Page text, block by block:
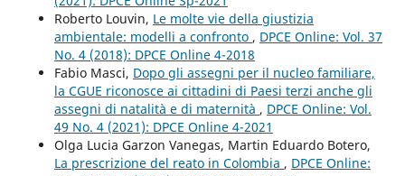
Roberto Louvin, Le molte vie della giustizia
ambientale: modelli a confronto , DPCE Online: Vol. 37
No. 4 (2018): DPCE Online 4-2018
Fabio Masci, Dopo gli assegni per il nucleo familiare,
la CGUE riconosce ai cittadini di Paesi terzi anche gli
assegni di natalità e di maternità , DPCE Online: Vol.
49 No. 4 (2021): DPCE Online 4-2021
Olga Lucia Garzon Vanegas, Martin Eduardo Botero,
La prescrizione del reato in Colombia , DPCE Online: